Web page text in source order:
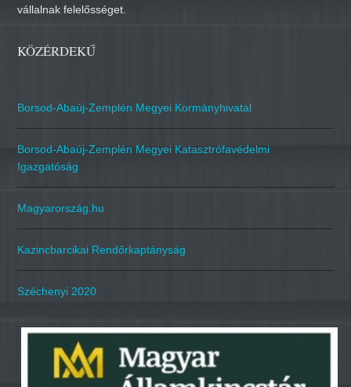
vállalnak felelősséget.
KÖZÉRDEKŰ
Borsod-Abaúj-Zemplén Megyei Kormányhivatal
Borsod-Abaúj-Zemplén Megyei Katasztrófavédelmi
Igazgatóság
Magyarország.hu
Kazincbarcikai Rendőrkaptányság
Széchenyi 2020